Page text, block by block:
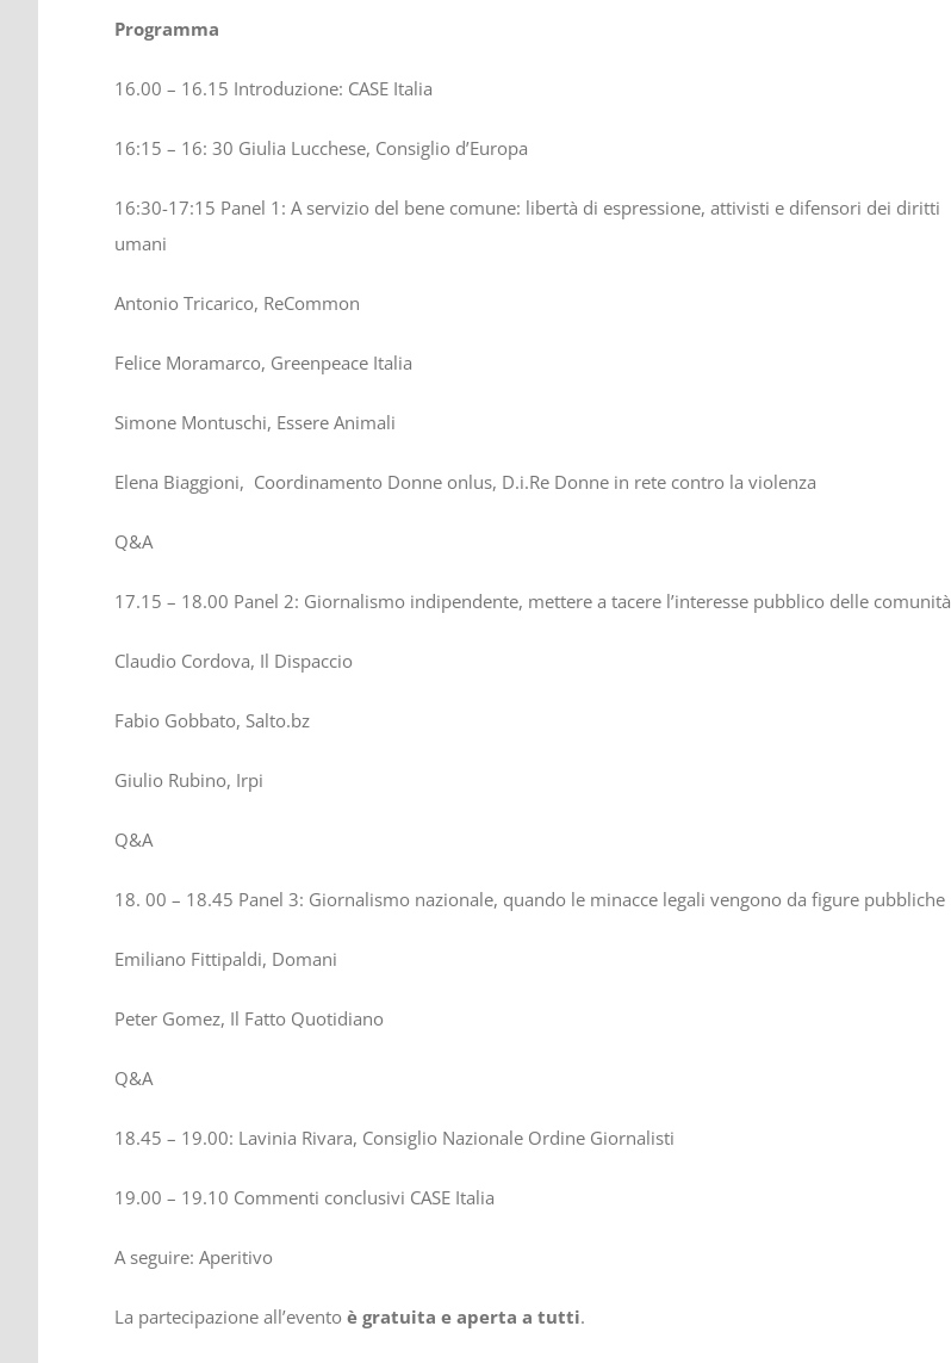
Programma
16.00 – 16.15 Introduzione: CASE Italia
16:15 – 16: 30 Giulia Lucchese, Consiglio d’Europa
16:30-17:15 Panel 1: A servizio del bene comune: libertà di espressione, attivisti e difensori dei diritti
umani
Antonio Tricarico, ReCommon
Felice Moramarco, Greenpeace Italia
Simone Montuschi, Essere Animali
Elena Biaggioni, Coordinamento Donne onlus, D.i.Re Donne in rete contro la violenza
Q&A
17.15 – 18.00 Panel 2: Giornalismo indipendente, mettere a tacere l’interesse pubblico delle comunità
Claudio Cordova, Il Dispaccio
Fabio Gobbato, Salto.bz
Giulio Rubino, Irpi
Q&A
18. 00 – 18.45 Panel 3: Giornalismo nazionale, quando le minacce legali vengono da figure pubbliche
Emiliano Fittipaldi, Domani
Peter Gomez, Il Fatto Quotidiano
Q&A
18.45 – 19.00: Lavinia Rivara, Consiglio Nazionale Ordine Giornalisti
19.00 – 19.10 Commenti conclusivi CASE Italia
A seguire: Aperitivo
La partecipazione all’evento è gratuita e aperta a tutti.